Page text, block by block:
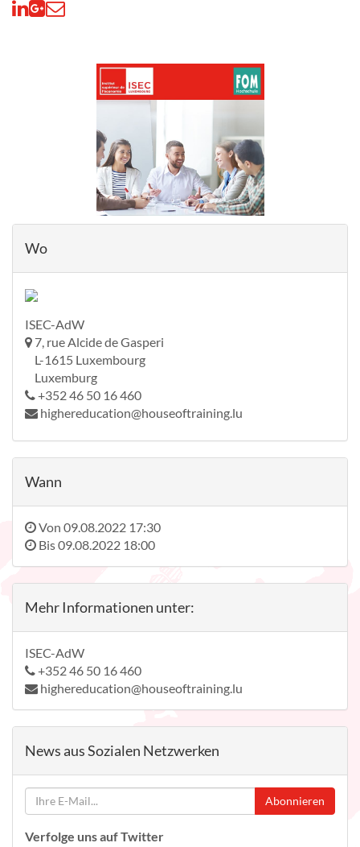
Wo
ISEC-AdW
7, rue Alcide de Gasperi
L-1615 Luxembourg
Luxemburg
+352 46 50 16 460
highereducation@houseoftraining.lu
Wann
Von 09.08.2022 17:30
Bis09.08.2022 18:00
Mehr Informationen unter:
ISEC-AdW
+352 46 50 16 460
highereducation@houseoftraining.lu
News aus Sozialen Netzwerken
Abonnieren
Verfolge uns auf Twitter